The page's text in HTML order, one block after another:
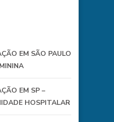
EM SÃO PAULO
EM SP –
HOSPITALAR